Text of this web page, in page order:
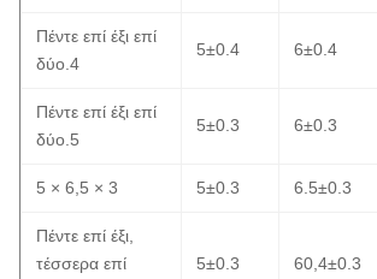
Πέντε επί έξι επί
δύο.4
5±0.4 6±0.4
Πέντε επί έξι επί
δύο.5
5±0.3 6±0.3
5 × 6,5 × 3 5±0.3 6.5±0.3
Πέντε επί έξι,
τέσσερα επί
5±0.3 60,4±0.3